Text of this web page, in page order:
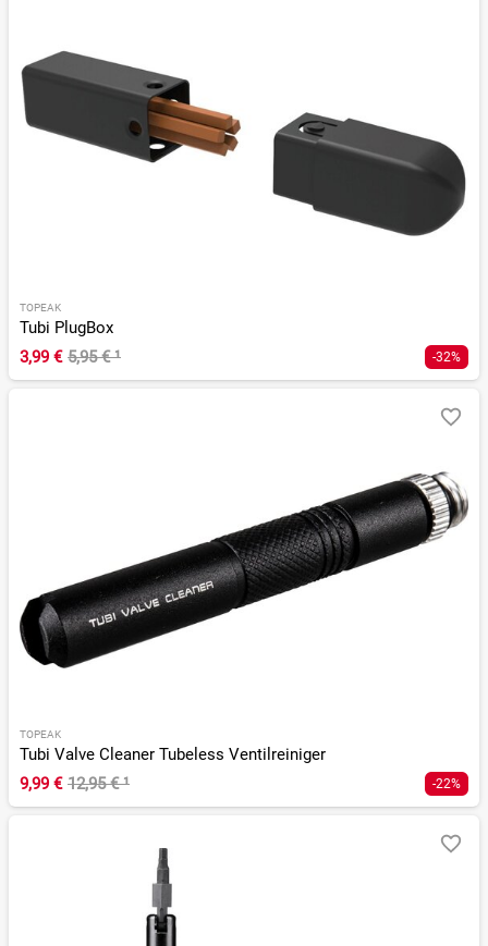
TOPEAK
Tubi PlugBox
3,99 € 5,95 €¹ -32%
TOPEAK
Tubi Valve Cleaner Tubeless Ventilreiniger
9,99 € 12,95 €¹ -22%